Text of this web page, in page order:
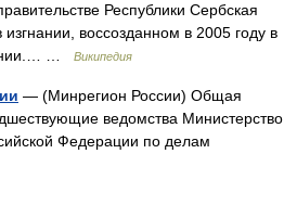
Республики Сербская
воссозданном в 2005 году в
…
Википедия
— (Минрегион России) Общая
ведомства Министерство
Федерации по делам